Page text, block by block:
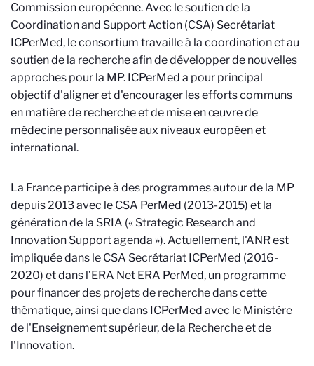
Commission européenne. Avec le soutien de la
Coordination and Support Action (CSA) Secrétariat
ICPerMed, le consortium travaille à la coordination et au
soutien de la recherche afin de développer de nouvelles
approches pour la MP. ICPerMed a pour principal
objectif d'aligner et d'encourager les efforts communs
en matière de recherche et de mise en œuvre de
médecine personnalisée aux niveaux européen et
international.
La France participe à des programmes autour de la MP
depuis 2013 avec le CSA PerMed (2013-2015) et la
génération de la SRIA (« Strategic Research and
Innovation Support agenda »). Actuellement, l'ANR est
impliquée dans le CSA Secrétariat ICPerMed (2016-
2020) et dans l’ERA Net ERA PerMed, un programme
pour financer des projets de recherche dans cette
thématique, ainsi que dans ICPerMed avec le Ministère
de l'Enseignement supérieur, de la Recherche et de
l'Innovation.